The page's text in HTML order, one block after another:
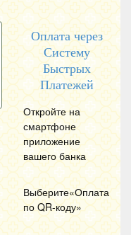
Оплата через
Систему
Быстрых
Платежей
Откройте на
смартфоне
приложение
вашего банка
Выберите«Оплата
по QR-коду»